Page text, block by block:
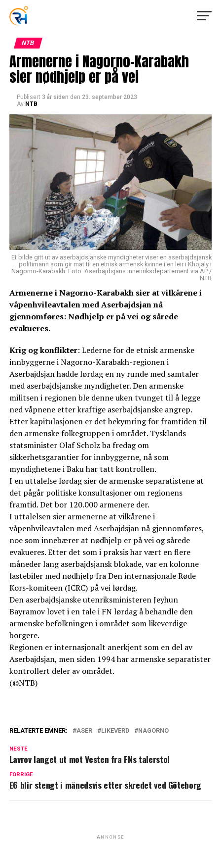
NTB
Armenerne i Nagorno-Karabakh
sier nødhjelp er på vei
Publisert 3 år siden den 23. september 2023
Av NTB
Et bilde gitt ut av aserbajdsjanske myndigheter viser en aserbajdsjansk
politimann som gir mat til en etnisk armensk kvinne i en leir i Khojaly i
Nagorno-Karabakh. Foto: Aserbajdsjans innenriksdepartement via AP /
NTB
Armenerne i Nagorno-Karabakh sier at vilkårene i
våpenhvileavtalen med Aserbajdsjan nå
gjennomføres: Nødhjelp er på vei og sårede
evakueres.
Krig og konflikter: Lederne for de etnisk armenske
innbyggerne i Nagorno-Karabakh-regionen i
Aserbajdsjan hadde lørdag en ny runde med samtaler
med aserbajdsjanske myndigheter. Den armenske
militsen i regionen ble denne uken tvunget til å legge
ned våpnene etter kraftige aserbajdsjanske angrep.
Etter kapitulasjonen er det bekymring for framtiden til
den armenske folkegruppen i området. Tysklands
statsminister Olaf Scholz ba fredag om
sikkerhetsgarantier for innbyggerne, nå som
myndighetene i Baku har tatt kontrollen.
I en uttalelse lørdag sier de armenske separatistene at
det pågår politiske konsultasjoner om regionens
framtid. Det bor 120.000 armenere der.
I uttalelsen sier armenerne at vilkårene i
våpenhvileavtalen med Aserbajdsjan nå gjennomføres,
noe som innebærer at nødhjelp er på vei og sårede
evakueres. Etter det som i praksis har vært en flere
måneder lang aserbajdsjansk blokade, var en kolonne
lastebiler med nødhjelp fra Den internasjonale Røde
Kors-komiteen (ICRC) på vei lørdag.
Den aserbajdsjanske utenriksministeren Jeyhun
Bayramov lovet i en tale i FN lørdag å behandle den
armenske befolkningen i området som likeverdige
borgere.
Regionen er internasjonalt anerkjent som en del av
Aserbajdsjan, men siden 1994 har armenske separatister
kontrollert deler av området.
(©NTB)
RELATERTE EMNER: ASER LIKEVERD NAGORNO
NESTE
Lavrov langet ut mot Vesten fra FNs talerstol
FORRIGE
E6 blir stengt i månedsvis etter skredet ved Göteborg
ANNONSE